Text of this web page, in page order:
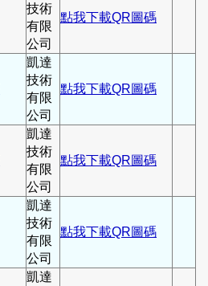
技術
有限
公司
點我下載QR圖碼
凱達
技術
有限
公司
點我下載QR圖碼
凱達
技術
有限
公司
點我下載QR圖碼
凱達
技術
有限
公司
點我下載QR圖碼
凱達